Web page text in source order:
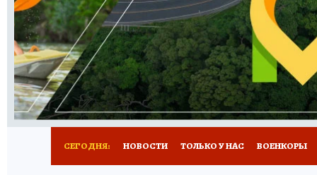
ПРЕСС-ЦЕНТР НЕДВИЖИМОСТЬ
РАДИО КП РЕКЛАМА ТЕСТЫ НОВОЕ
СЕГОДНЯ: НОВОСТИ ТОЛЬКО У НАС ВОЕНКОРЫ